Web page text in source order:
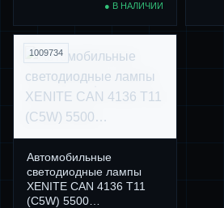
● В НАЛИЧИИ
1009734
Автомобильные
светодиодные лампы
XENITE CAN 4136 Т11
(C5W) 5500…